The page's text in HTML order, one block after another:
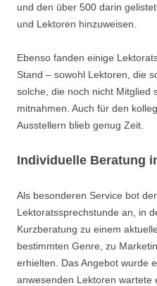
und den über 500 darin
und Lektoren hinzuweisen.
Ebenso fanden einige
Stand – sowohl Lektoren, die
solche, die noch nicht Mitglied
mitnahmen. Auch für den
Ausstellern blieb genug Zeit.
Individuelle Beratung
Als besonderen Service bot
Lektoratssprechstunde an, in
Kurzberatung zu einem
bestimmten Genre, zu
erhielten. Das Angebot wurde
anwesenden Lektoren wartete